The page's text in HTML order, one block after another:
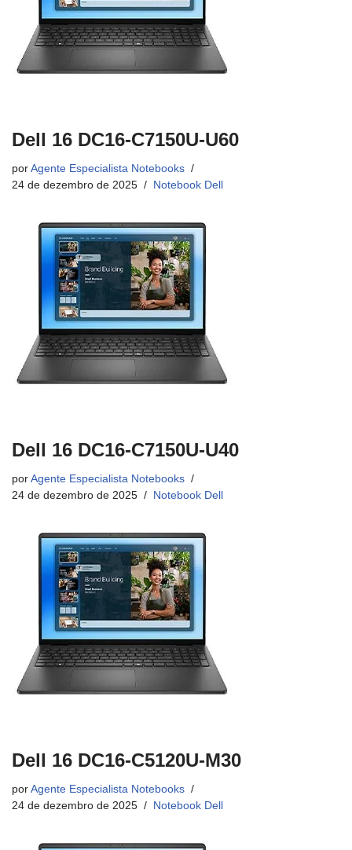
Dell 16 DC16-C7150U-U60
por Agente Especialista Notebooks
24 de dezembro de 2025
Notebook Dell
Dell 16 DC16-C7150U-U40
por Agente Especialista Notebooks
24 de dezembro de 2025
Notebook Dell
Dell 16 DC16-C5120U-M30
por Agente Especialista Notebooks
24 de dezembro de 2025
Notebook Dell